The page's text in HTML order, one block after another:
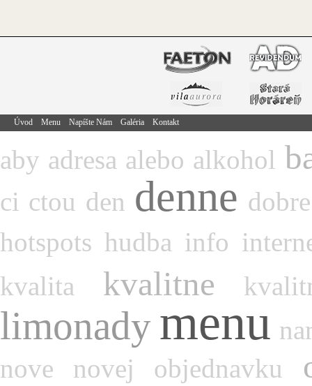
Úvod Menu Napíšte Nám Galéria Kontakt
aby adresa alebo alkohol
ci ctou den denne dobre
hotspots hudba info
kvalita
kvalitne
limonady menu
nove
novej objednavku